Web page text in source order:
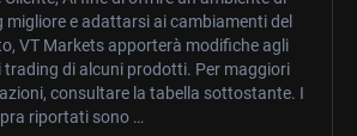
migliore e adattarsi ai cambiamenti del
VT Markets apporterà modifiche agli
trading di alcuni prodotti. Per maggiori
consultare la tabella sottostante. I
riportati sono …